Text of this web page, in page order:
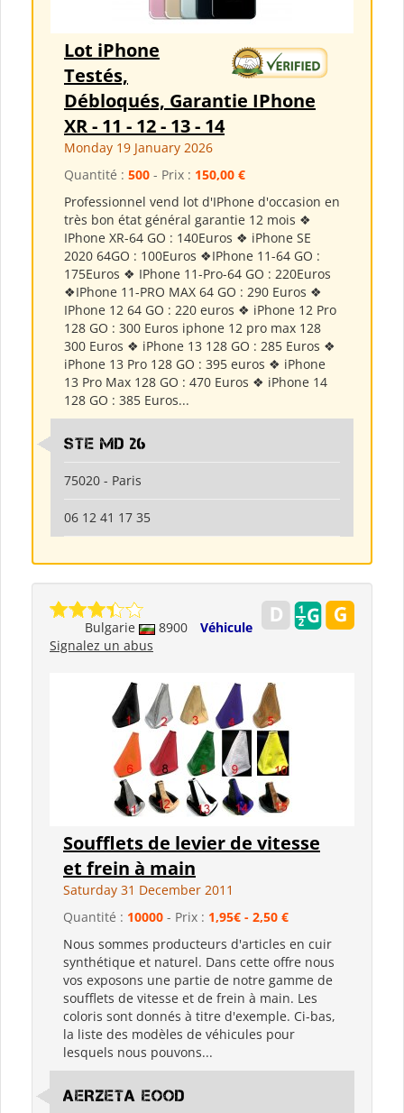
Lot iPhone
Testés,
Débloqués, Garantie IPhone
XR - 11 - 12 - 13 - 14
Monday 19 January 2026
Quantité : 500 - Prix : 150,00 €
Professionnel vend lot d'IPhone d'occasion en
très bon état général garantie 12 mois ❖
IPhone XR-64 GO : 140Euros ❖ iPhone SE
2020 64GO : 100Euros ❖IPhone 11-64 GO :
175Euros ❖ IPhone 11-Pro-64 GO : 220Euros
❖IPhone 11-PRO MAX 64 GO : 290 Euros ❖
IPhone 12 64 GO : 220 euros ❖ iPhone 12 Pro
128 GO : 300 Euros iphone 12 pro max 128
300 Euros ❖ iPhone 13 128 GO : 285 Euros ❖
iPhone 13 Pro 128 GO : 395 euros ❖ iPhone
13 Pro Max 128 GO : 470 Euros ❖ iPhone 14
128 GO : 385 Euros...
Ste md 26
75020 - Paris
06 12 41 17 35
Bulgarie 8900
Véhicule
Signalez un abus
Soufflets de levier de vitesse
et frein à main
Saturday 31 December 2011
Quantité : 10000 - Prix : 1,95€ - 2,50 €
Nous sommes producteurs d'articles en cuir
synthétique et naturel. Dans cette offre nous
vos exposons une partie de notre gamme de
soufflets de vitesse et de frein à main. Les
coloris sont donnés à titre d'exemple. Ci-bas,
la liste des modèles de véhicules pour
lesquels nous pouvons...
AERZETA EOOD